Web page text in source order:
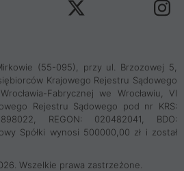
(55-095), przy ul. Brzozowej 5,
Krajowego Rejestru Sądowego
Fabrycznej we Wrocławiu, VI
Rejestru Sądowego pod nr KRS:
REGON: 020482041, BDO:
Spółki wynosi 500000,00 zł i został
Wszelkie prawa zastrzeżone.